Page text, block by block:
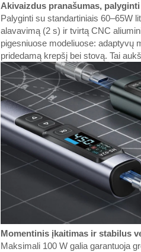
Akivaizdus pranašumas,
Palyginti su standartiniais 60–65W
alavavimą (2 s) ir tvirtą CNC
pigesniuose modeliuose: adaptyvų
pridedamą krepšį bei stovą. Tai
Momentinis įkaitimas ir stabilus
Maksimali 100 W galia garantuoja